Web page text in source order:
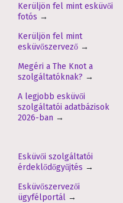
Kerüljön fel mint esküvői
fotós →
Kerüljön fel mint
esküvőszervező →
Megéri a The Knot a
szolgáltatóknak? →
A legjobb esküvői
szolgáltatói adatbázisok
2026-ban →
Esküvői szolgáltatói
érdeklődőgyűjtés →
Esküvőszervezői
ügyfélportál →